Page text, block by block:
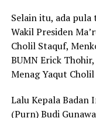
Selain itu, ada
Wakil Presiden
Cholil Staquf,
BUMN Erick
Menag Yaqut Cholil
Lalu Kepala Badan
(Purn) Budi